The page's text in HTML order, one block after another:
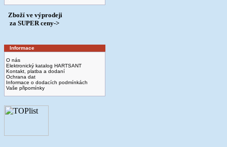
Zboží ve výprodeji
­ za SUPER ceny->
Informace
O nás
Elektronický katalog HARTSANT
Kontakt, platba a dodaní
Ochrana dat
Informace o dodacích podmínkách
Vaše připomínky